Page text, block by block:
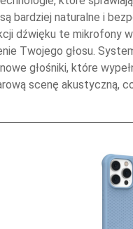
bardziej naturalne i
dźwięku te mikrofony
Twojego głosu.
głośniki, które
scenę akustyczną,